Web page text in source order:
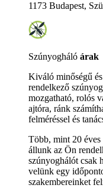
1173 Budapest,
Szúnyogháló árak
Kiváló minőségű
rendelkező
mozgatható, rolós
ajtóra, ránk
felméréssel és
Több, mint 20 éves
állunk az Ön
szúnyoghálót csak
velünk egy
szakembereinket